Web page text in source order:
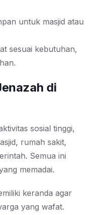
untuk masjid atau
sesuai kebutuhan,
di
sosial tinggi,
rumah sakit,
Semua ini
memadai.
keranda agar
yang wafat.